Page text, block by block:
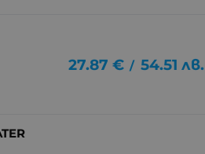
27.87 € / 54.51 лв.